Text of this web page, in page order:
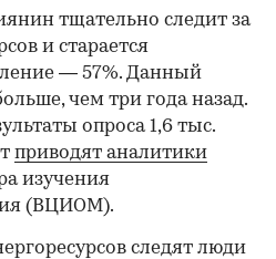
тщательно следит за
и старается
— 57%. Данный
чем три года назад.
опроса 1,6 тыс.
приводят аналитики
изучения
(ВЦИОМ).
следят люди